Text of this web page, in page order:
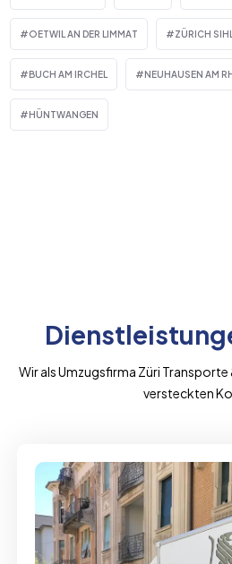
OETWIL AN DER LIMMAT ZÜRICH
BUCH AM IRCHEL NEUHAUSEN AM
HÜNTWANGEN
Wir als Umzugsfirma Züri Transporte
versteckten